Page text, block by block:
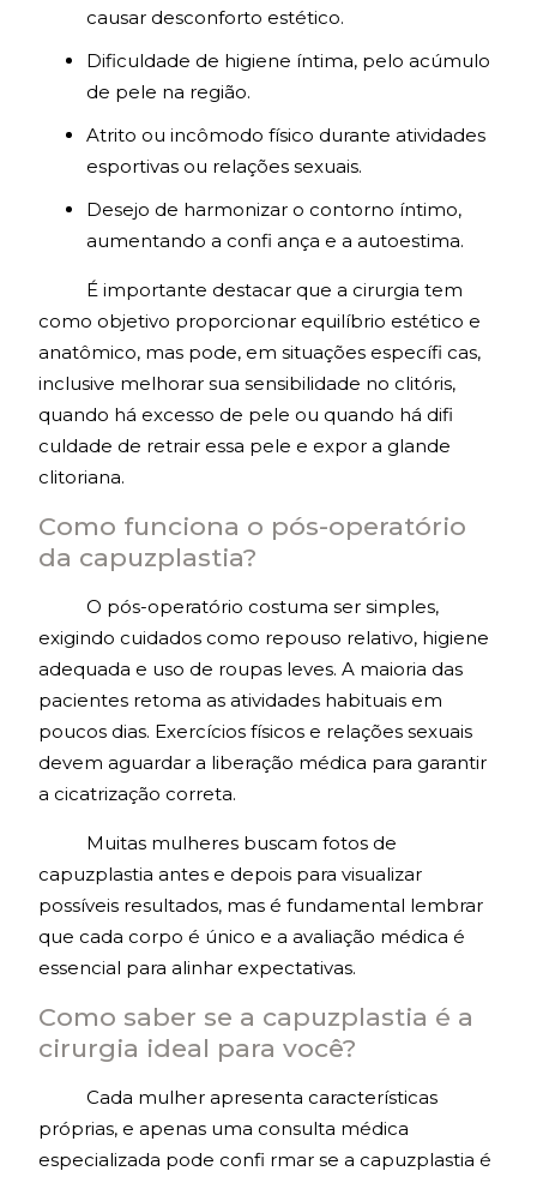
causar desconforto estético.
Dificuldade de higiene íntima, pelo acúmulo
de pele na região.
Atrito ou incômodo físico durante atividades
esportivas ou relações sexuais.
Desejo de harmonizar o contorno íntimo,
aumentando a confi ança e a autoestima.
É importante destacar que a cirurgia tem
como objetivo proporcionar equilíbrio estético e
anatômico, mas pode, em situações específi cas,
inclusive melhorar sua sensibilidade no clitóris,
quando há excesso de pele ou quando há difi
culdade de retrair essa pele e expor a glande
clitoriana.
Como funciona o pós-operatório
da capuzplastia?
O pós-operatório costuma ser simples,
exigindo cuidados como repouso relativo, higiene
adequada e uso de roupas leves. A maioria das
pacientes retoma as atividades habituais em
poucos dias. Exercícios físicos e relações sexuais
devem aguardar a liberação médica para garantir
a cicatrização correta.
Muitas mulheres buscam fotos de
capuzplastia antes e depois para visualizar
possíveis resultados, mas é fundamental lembrar
que cada corpo é único e a avaliação médica é
essencial para alinhar expectativas.
Como saber se a capuzplastia é a
cirurgia ideal para você?
Cada mulher apresenta características
próprias, e apenas uma consulta médica
especializada pode confi rmar se a capuzplastia é